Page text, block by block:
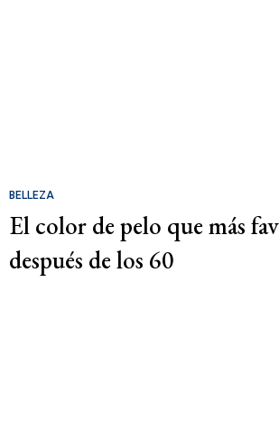
BELLEZA
El color de pelo que más
después de los 60